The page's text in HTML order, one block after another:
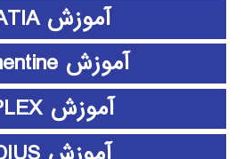
آموزش CATIA
آموزش clementine
آموزش CPLEX